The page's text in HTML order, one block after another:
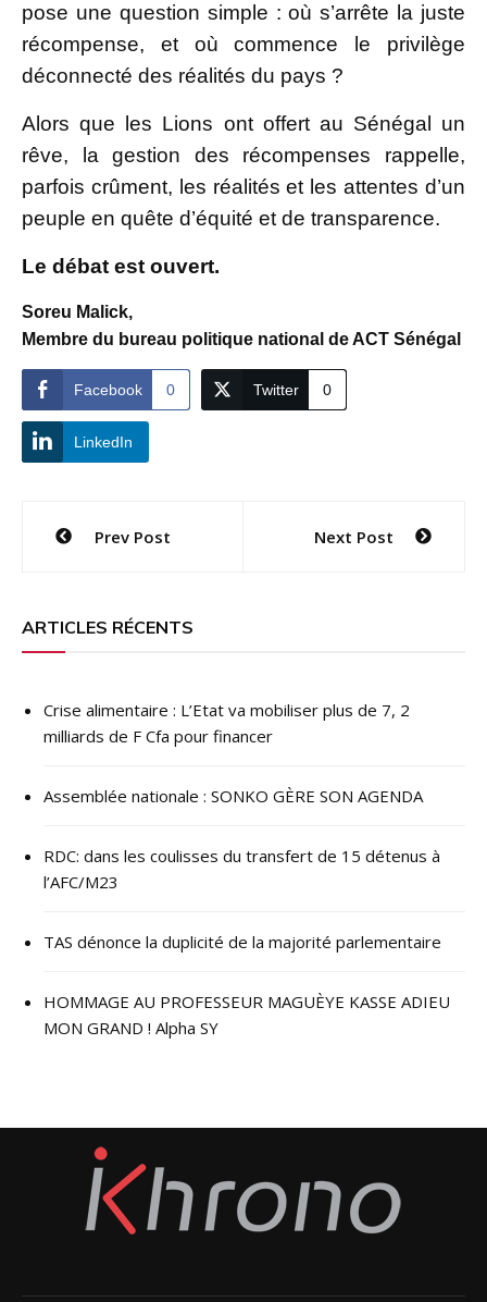
pose une question simple : où s’arrête la juste
récompense, et où commence le privilège
déconnecté des réalités du pays ?
Alors que les Lions ont offert au Sénégal un
rêve, la gestion des récompenses rappelle,
parfois crûment, les réalités et les attentes d’un
peuple en quête d’équité et de transparence.
Le débat est ouvert.
Soreu Malick,
Membre du bureau politique national de ACT Sénégal
Facebook 0 Twitter 0
LinkedIn
Navigation
l’article
Prev Post Next Post
ARTICLES RÉCENTS
Crise alimentaire : L’Etat va mobiliser plus de 7, 2
milliards de F Cfa pour financer
Assemblée nationale : SONKO GÈRE SON AGENDA
RDC: dans les coulisses du transfert de 15 détenus à
l’AFC/M23
TAS dénonce la duplicité de la majorité parlementaire
HOMMAGE AU PROFESSEUR MAGUÈYE KASSE ADIEU
MON GRAND ! Alpha SY